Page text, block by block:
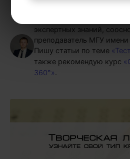
экспертных знаний,
преподаватель МГУ
Пишу статьи по теме
также рекомендую курс
360°».